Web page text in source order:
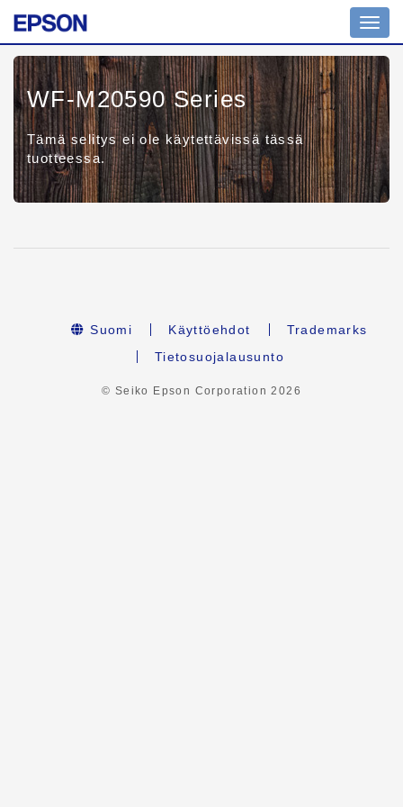
WF-M20590 Series
Tämä selitys ei ole käytettävissä tässä
tuotteessa.
Suomi Käyttöehdot
Trademarks
Tietosuojalausunto
© Seiko Epson Corporation2026